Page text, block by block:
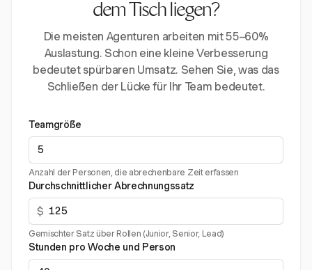
dem Tisch liegen?
Die meisten Agenturen arbeiten mit 55–60%
Auslastung. Schon eine kleine Verbesserung
bedeutet spürbaren Umsatz. Sehen Sie, was das
Schließen der Lücke für Ihr Team bedeutet.
Teamgröße
Anzahl der Personen, die abrechenbare Zeit erfassen
Durchschnittlicher Abrechnungssatz
$
Gemischter Satz über Rollen (Junior, Senior, Lead)
Stunden pro Woche und Person